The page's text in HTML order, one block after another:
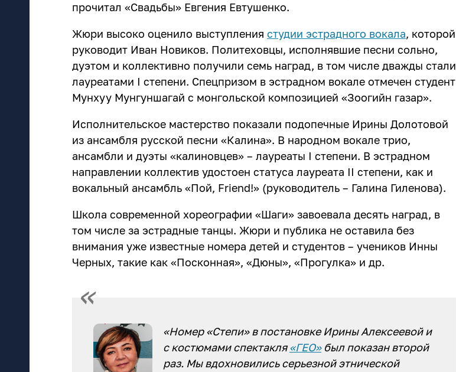
прочитал «Свадьбы» Евгения Евтушенко.
Жюри высоко оценило выступления студии эстрадного вокала, которой
руководит Иван Новиков. Политеховцы, исполнявшие песни сольно,
дуэтом и коллективно получили семь наград, в том числе дважды стали
лауреатами I степени. Спецпризом в эстрадном вокале отмечен студент
Мунхуу Мунгуншагай с монгольской композицией «Зоогийн газар».
Исполнительское мастерство показали подопечные Ирины Долотовой
из ансамбля русской песни «Калина». В народном вокале трио,
ансамбли и дуэты «калиновцев» – лауреаты I степени. В эстрадном
направлении коллектив удостоен статуса лауреата II степени, как и
вокальный ансамбль «Пой, Friend!» (руководитель – Галина Гиленова).
Школа современной хореографии «Шаги» завоевала десять наград, в
том числе за эстрадные танцы. Жюри и публика не оставила без
внимания уже известные номера детей и студентов – учеников Инны
Черных, такие как «Посконная», «Дюны», «Прогулка» и др.
«Номер «Степи» в постановке Ирины Алексеевой и
с костюмами спектакля«ГЕО»был показан второй
раз. Мы вдохновились серьезной этнической